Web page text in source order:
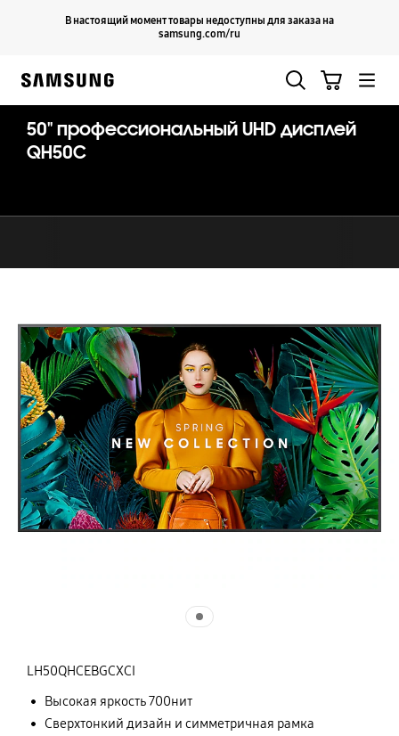
В настоящий момент товары недоступны для заказа на
samsung.com/ru
Продолжить
50" профессиональный UHD дисплей
QH50C
LH50QHCEBGCXCI
Высокая яркость 700нит
Сверхтонкий дизайн и симметричная рамка